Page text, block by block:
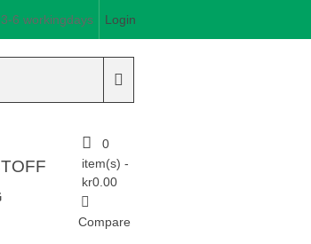
6 workingdays Login
0
item(s) -
kr0.00
Compare